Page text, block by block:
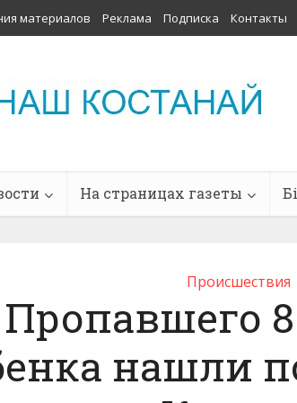
материалов Реклама Подписка Контакты
На страницах газеты
Проиcшествия
Пропавшего
нашли